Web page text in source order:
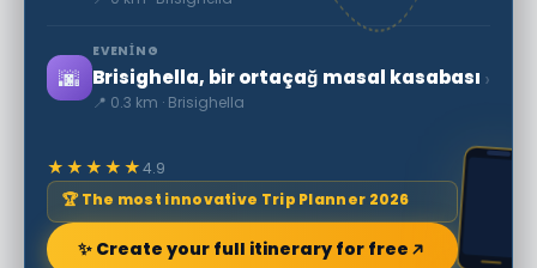
🌆
EVENING
Brisighella, bir ortaçağ masal kasabası
📍 0.3 km · Brisighella
›
★★★★★4.9
🏆 The most innovative Trip Planner 2026
✨ Create your full itinerary for free